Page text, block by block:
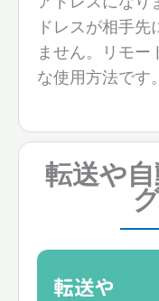
ドレスが相手先
ません。リモー
な使用方法です。
転送や